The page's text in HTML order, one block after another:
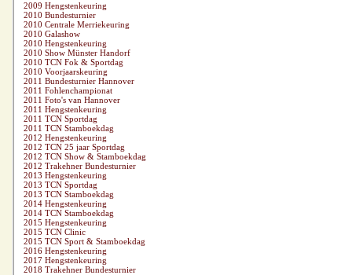
2009 Hengstenkeuring
2010 Bundesturnier
2010 Centrale Merriekeuring
2010 Galashow
2010 Hengstenkeuring
2010 Show Münster Handorf
2010 TCN Fok & Sportdag
2010 Voorjaarskeuring
2011 Bundesturnier Hannover
2011 Fohlenchampionat
2011 Foto's van Hannover
2011 Hengstenkeuring
2011 TCN Sportdag
2011 TCN Stamboekdag
2012 Hengstenkeuring
2012 TCN 25 jaar Sportdag
2012 TCN Show & Stamboekdag
2012 Trakehner Bundesturnier
2013 Hengstenkeuring
2013 TCN Sportdag
2013 TCN Stamboekdag
2014 Hengstenkeuring
2014 TCN Stamboekdag
2015 Hengstenkeuring
2015 TCN Clinic
2015 TCN Sport & Stamboekdag
2016 Hengstenkeuring
2017 Hengstenkeuring
2018 Trakehner Bundesturnier